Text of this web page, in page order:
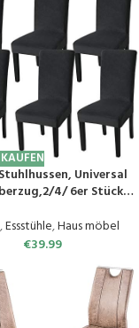
Universal
4/ 6er Stück
Cover, Abnehmbar
Chair Cover für Hotel,
Hochzeit Party
,Essstühle,Haus möbel
€39.99